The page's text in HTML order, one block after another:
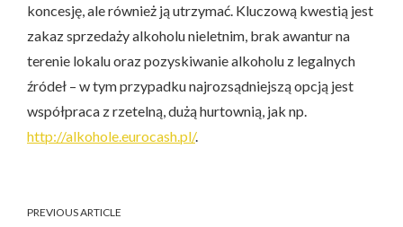
koncesję, ale również ją utrzymać. Kluczową kwestią jest
zakaz sprzedaży alkoholu nieletnim, brak awantur na
terenie lokalu oraz pozyskiwanie alkoholu z legalnych
źródeł – w tym przypadku najrozsądniejszą opcją jest
współpraca z rzetelną, dużą hurtownią, jak np.
http://alkohole.eurocash.pl/.
PREVIOUS ARTICLE